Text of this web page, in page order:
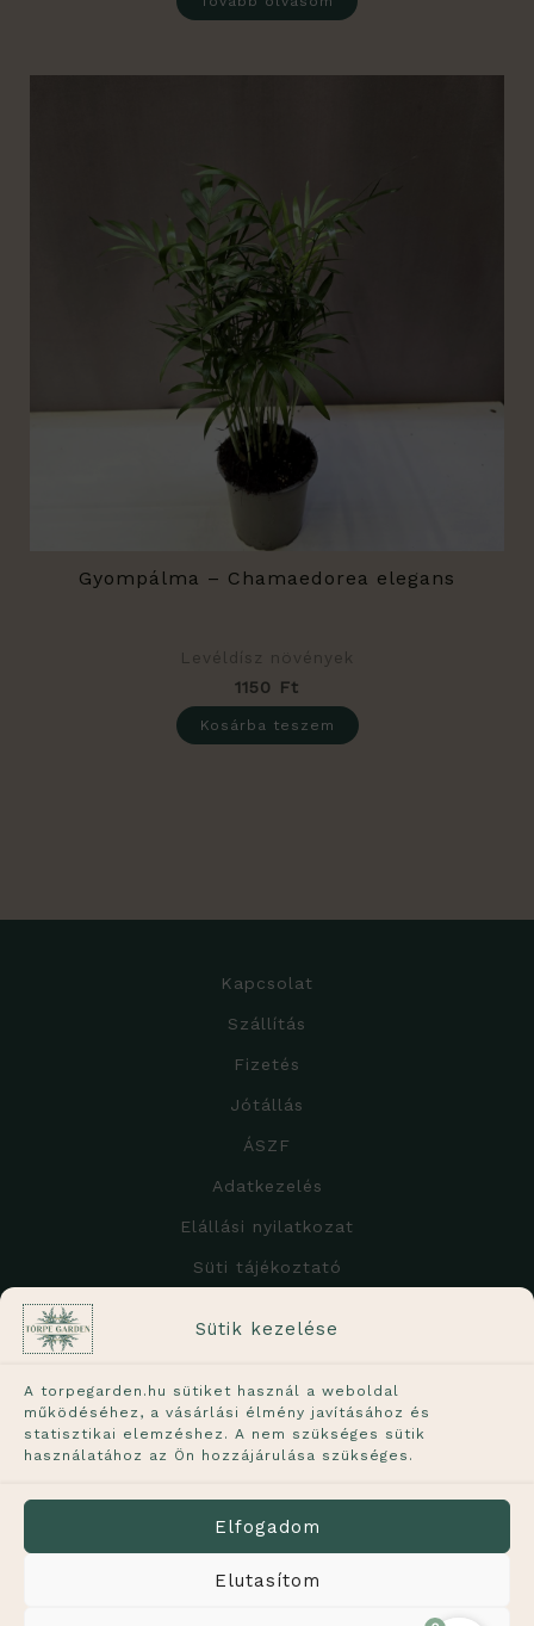
Sütik kezelése
A torpegarden.hu sütiket használ a weboldal
működéséhez, a vásárlási élmény javításához és
statisztikai elemzéshez. A nem szükséges sütik
használatához az Ön hozzájárulása szükséges.
Elfogadom
Elutasítom
Gyompálma – Chamaedorea elegans
Levéldísz növények
1150 Ft
Kosárba teszem
Kapcsolat
Szállítás
Fizetés
Jótállás
ÁSZF
Adatkezelés
Elállási nyilatkozat
Süti tájékoztató
A weboldalon feltüntetett árak
A növények élő termékek, ezért a képen láthatótól
kisebb mértékben eltérhetnek. A feltüntetett méret
a növény hozzávetőleges méretét jelöli.